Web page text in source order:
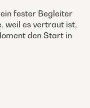
fester Begleiter
weil es vertraut ist,
den Start in